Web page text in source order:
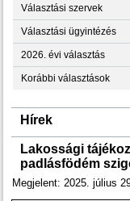
Választási szervek
Választási ügyintézés
2026. évi választás
Korábbi választások
Hírek
Lakossági
padlásfödém
Megjelent: 2025. július